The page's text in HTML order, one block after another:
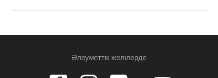
Әлеуметтік желілерде